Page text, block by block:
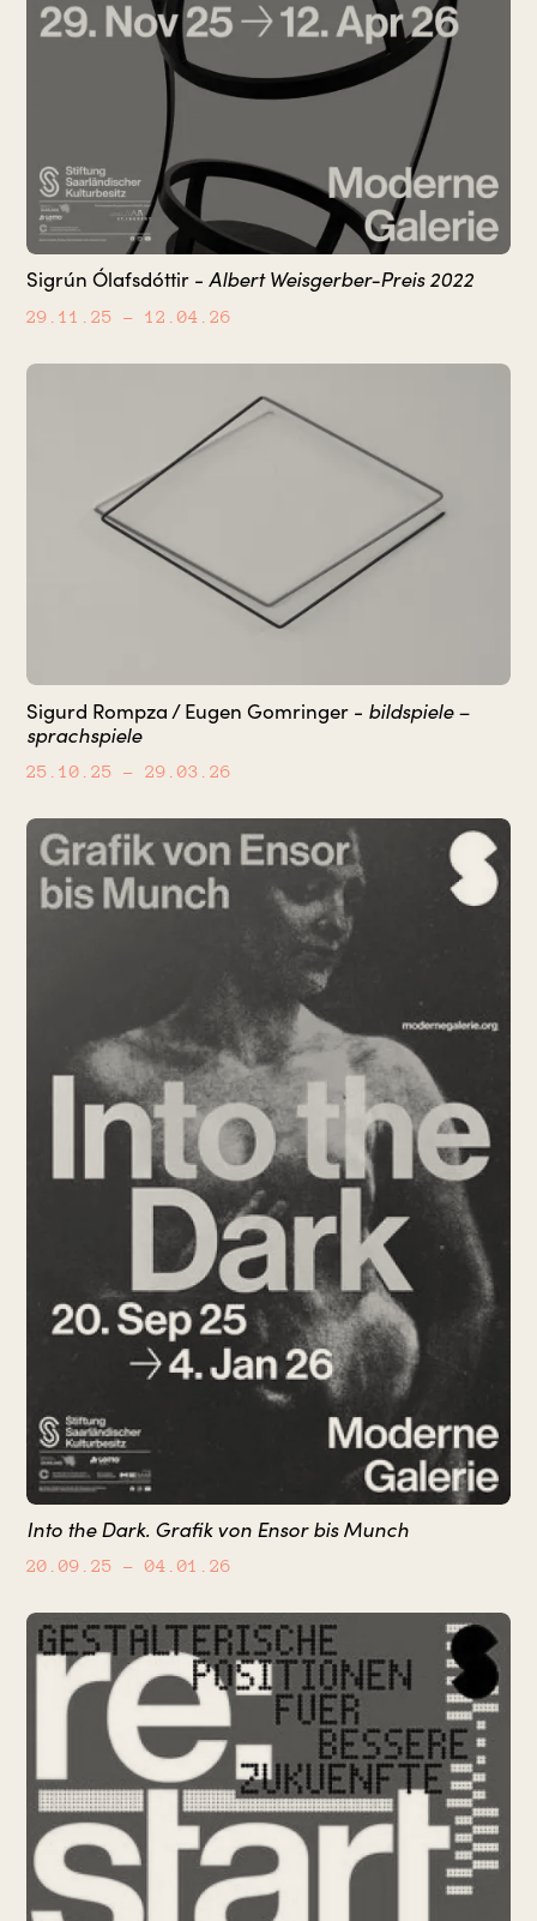
Sigrún Ólafsdóttir -Albert Weisgerber-Preis 2022
29.11.25 – 12.04.26
Sigurd Rompza / Eugen Gomringer - bildspiele –
sprachspiele
25.10.25 – 29.03.26
Into the Dark. Grafik von Ensor bis Munch
20.09.25 – 04.01.26